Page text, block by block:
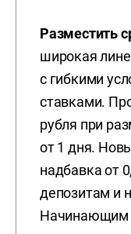
Разместить
широкая
с гибкими
ставками.
рубля при
от 1 дня.
надбавка от
депозитам и
Начинающим